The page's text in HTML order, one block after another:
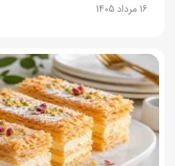
16 مرداد 1405
۳۵ لیست غذاهای جدید و متفاوت؛ برای ناهار و مهمانی
14 مرداد 1405
طرز تهیه پش ملبا
13 مرداد 1405